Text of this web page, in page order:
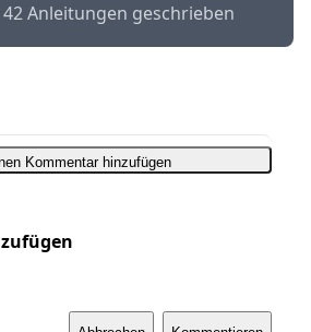
42 Anleitungen geschrieben
Kommentar hinzufügen